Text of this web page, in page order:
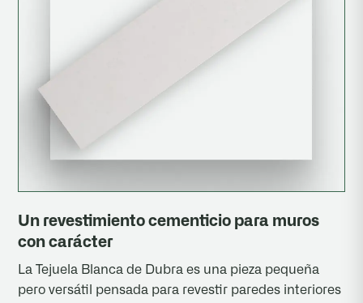
Un revestimiento cementicio para muros
con carácter
La Tejuela Blanca de Dubra es una pieza pequeña
pero versátil pensada para revestir paredes interiores